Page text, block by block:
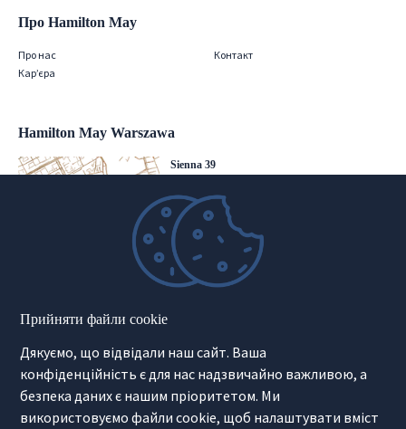
Про Hamilton May
Про нас
Кар’єра
Контакт
Hamilton May Warszawa
Sienna 39
(+48) 22 428 16 15
warsaw@hamiltonmay.com
31-117 Krakow
(+48) 12 426 51 26
krakow@hamiltonmay.com
Прийняти файли cookie
Дякуємо, що відвідали наш сайт. Ваша
конфіденційність є для нас надзвичайно важливою, а
безпека даних є нашим пріоритетом. Ми
використовуємо файли cookie, щоб налаштувати вміст